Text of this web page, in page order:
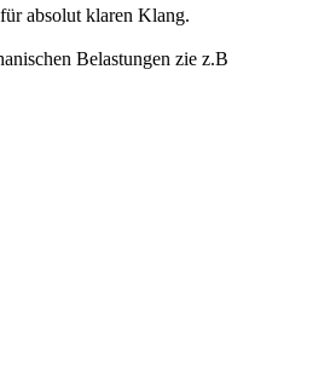
absolut klaren Klang.
Belastungen zie z.B